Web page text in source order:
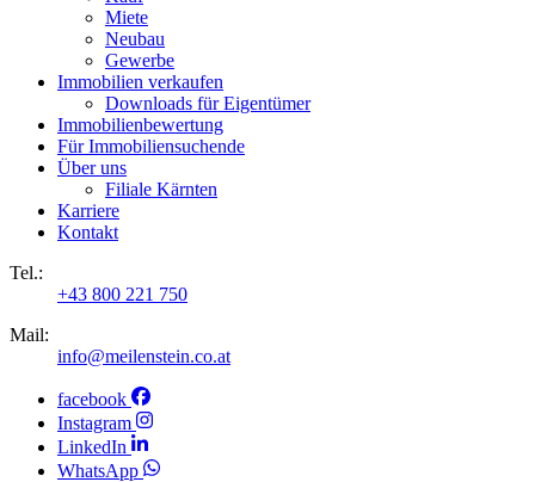
Miete
Neubau
Gewerbe
Immobilien verkaufen
Downloads für Eigentümer
Immobilienbewertung
Für Immobiliensuchende
Über uns
Filiale Kärnten
Karriere
Kontakt
Tel.:
+43 800 221 750
Mail:
info@meilenstein.co.at
facebook
Instagram
LinkedIn
WhatsApp